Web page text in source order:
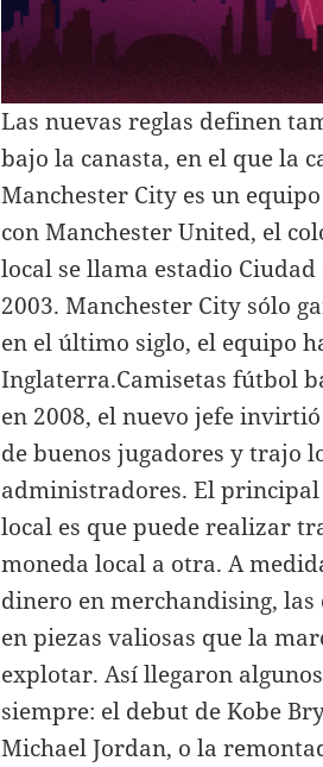
Las nuevas reglas definen
bajo la canasta, en el que la
Manchester City es un
con Manchester United, el
local se llama estadio
2003. Manchester City sólo
en el último siglo, el equipo
Inglaterra.Camisetas fútbol
en 2008, el nuevo jefe
de buenos jugadores y trajo
administradores. El
local es que puede realizar
moneda local a otra. A
dinero en merchandising,
en piezas valiosas que la
explotar. Así llegaron
siempre: el debut de Kobe
Michael Jordan, o la